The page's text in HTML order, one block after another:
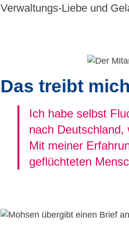
Verwaltungs-Liebe und
Das treibt
Ich habe selbst
nach Deutschland,
Mit meiner
geflüchteten